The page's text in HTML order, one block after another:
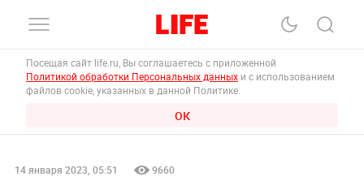
Посещая сайт life.ru, Вы соглашаетесь с приложенной
Политикой обработки Персональных данных и с использованием
файлов cookie, указанных в данной Политике.
ОК
14 января 2023, 05:51 9660